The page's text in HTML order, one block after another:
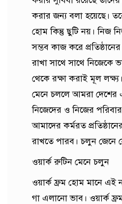
করার জন্য বলা হয়েছে।
হোম কিন্তু ছুটি নয়। নিজ
সম্ভব কাজ করে
রাখা সাথে সাথে নিজেকে
থেকে রক্ষা করাই মূল
মেনে চললে আমরা দেশের
নিজেদের ও নিজের
আমাদের কর্মরত
রাখতে পারব। চলুন জেনে
ওয়ার্ক রুটিন মেনে চলুন
ওয়ার্ক ফ্রম হোম মানে এই
গা এলানো ভাব। ওয়ার্ক